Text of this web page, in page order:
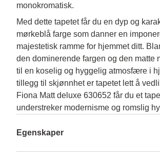
monokromatisk.
Med dette tapetet får du en dyp og
mørkeblå farge som danner en
majestetisk ramme for hjemmet ditt.
den dominerende fargen og den matte
til en koselig og hyggelig atmosfære i
tillegg til skjønnhet er tapetet lett å
Fiona Matt deluxe 630652 får du et
understreker modernisme og romslig
Egenskaper